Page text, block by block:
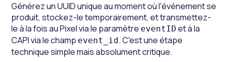
Générez un UUID unique au moment où l'événement se
produit, stockez-le temporairement, et transmettez-
le à la fois au Pixel via le paramètre eventID et à la
CAPI via le champ event_id. C'est une étape
technique simple mais absolument critique.